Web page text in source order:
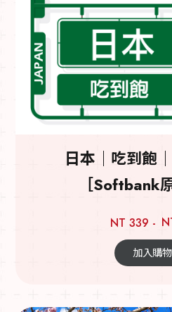
日本｜吃到飽
［Softbank
NT 339 -
加入購